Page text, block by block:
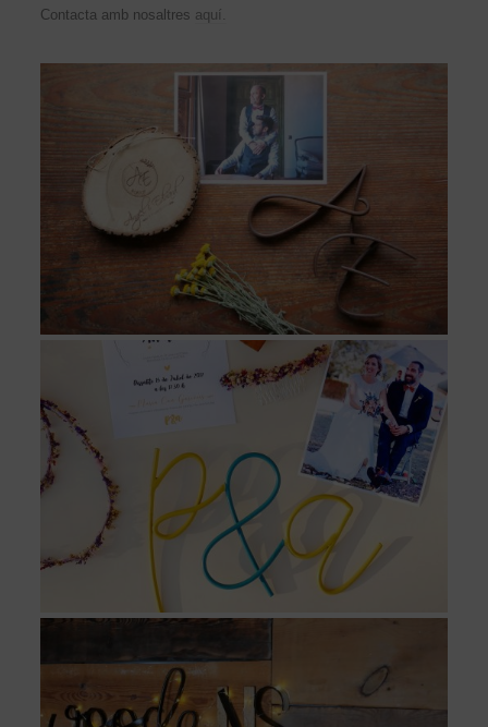
Contacta amb nosaltres aquí.